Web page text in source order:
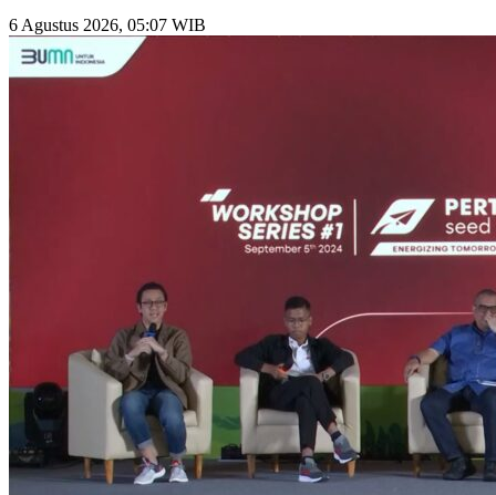
6 Agustus 2026, 05:07 WIB